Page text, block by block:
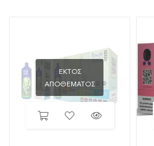
ΕΚΤΌΣ
ΑΠΟΘΈΜΑΤΟΣ